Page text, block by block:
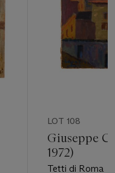
LOT 108
Giuseppe
1972)
Tetti di Roma